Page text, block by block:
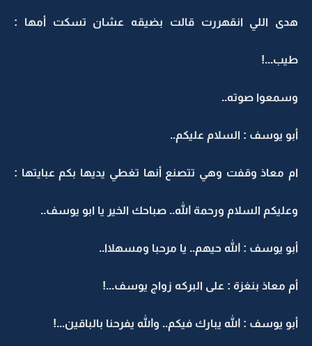
هدى اللي انقهررت قالت بضيقه عشان تسكت أمها :
طيب...!
وسمعوا صوته..
أبو يوسف : السلام عليكم..
ام معاذ وقفت وهي تتصنع أنها تغطي يديها بكم عبايتها :
وعليكم السلام ورحمة الله.. صباحك الخير يا ابو يوسف..
أبو يوسف : الله حيهم.. يا مرحبا ومسهلاا..
أم معاذ بنغزة : على البركه زواج يوسف...!
أبو يوسف : الله يبارك فيكم.. والله يفرحنا بالباقين...!